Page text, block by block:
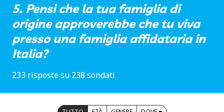
5. Pensi che la tua famiglia di
origine approverebbe che tu viva
presso una famiglia affidataria in
Italia?
233 risposte su 238 sondati